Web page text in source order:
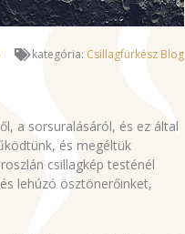
kategória: Csillagfürkész Blog
a sorsuralásáról, és ez által
és megéltük
csillagkép testénél
lehúzó ösztönerőinket,